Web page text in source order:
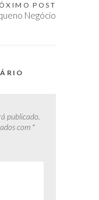
POST
Negócio
publicado.
com *